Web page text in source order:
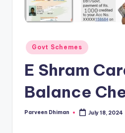
Posted
in
Govt Schemes
E Shram
Balance
Posted
Parveen Dhiman July 18, 2024